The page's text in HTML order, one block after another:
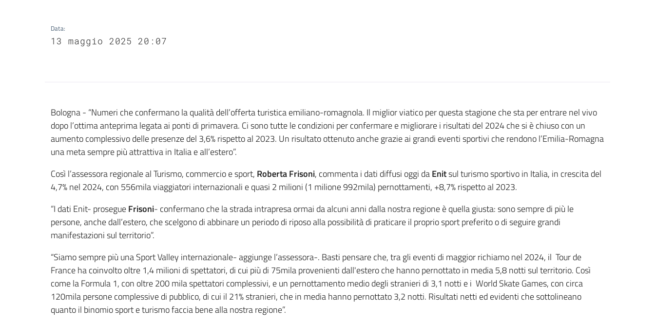
Data:
13 maggio 2025 20:07
Contenuto
Bologna - “Numeri che confermano la qualità dell’offerta turistica emiliano-romagnola. Il miglior viatico per questa stagione che sta per entrare nel vivo
dopo l’ottima anteprima legata ai ponti di primavera. Ci sono tutte le condizioni per confermare e migliorare i risultati del 2024 che si è chiuso con un
aumento complessivo delle presenze del 3,6% rispetto al 2023. Un risultato ottenuto anche grazie ai grandi eventi sportivi che rendono l’Emilia-Romagna
una meta sempre più attrattiva in Italia e all’estero”.
Così l’assessora regionale al Turismo, commercio e sport, Roberta Frisoni, commenta i dati diffusi oggi daEnitsul turismo sportivo in Italia, in crescita del
4,7% nel 2024, con 556mila viaggiatori internazionali e quasi 2 milioni (1 milione 992mila) pernottamenti, +8,7% rispetto al 2023.
“I dati Enit- prosegueFrisoni- confermano che la strada intrapresa ormai da alcuni anni dalla nostra regione è quella giusta: sono sempre di più le
persone, anche dall’estero, che scelgono di abbinare un periodo di riposo alla possibilità di praticare il proprio sport preferito o di seguire grandi
manifestazioni sul territorio”.
“Siamo sempre più una Sport Valley internazionale- aggiunge l’assessora-. Basti pensare che, tra gli eventi di maggior richiamo nel 2024, il ⁠ Tour de
France ha coinvolto oltre 1,4 milioni di spettatori, di cui più di 75mila provenienti dall'estero che hanno pernottato in media 5,8 notti sul territorio. Così
come la Formula 1, con oltre 200 mila spettatori complessivi, e un pernottamento medio degli stranieri di 3,1 notti e i ⁠ World Skate Games, con circa
120mila persone complessive di pubblico, di cui il 21% stranieri, che in media hanno pernottato 3,2 notti. Risultati netti ed evidenti che sottolineano
quanto il binomio sport e turismo faccia bene alla nostra regione”.